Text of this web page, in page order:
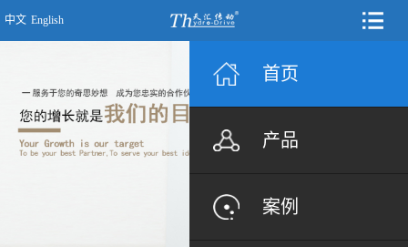
中文 English
首页
产品
案例